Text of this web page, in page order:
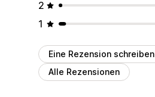
2
1
Eine Rezension schreiben
Alle Rezensionen